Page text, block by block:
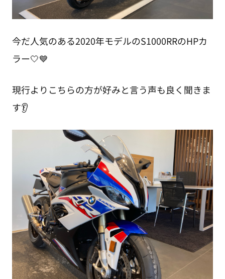
今だ人気のある2020年モデルのS1000RRのHPカ
ラー🤍💙
現行よりこちらの方が好みと言う声も良く聞きま
す👂